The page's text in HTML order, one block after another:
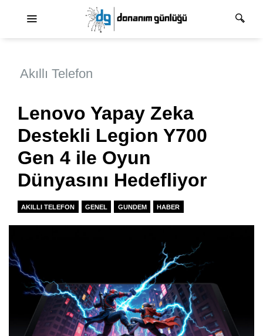
Akıllı Telefon
Lenovo Yapay Zeka
Destekli Legion Y700
Gen 4 ile Oyun
Dünyasını Hedefliyor
AKILLI TELEFON GENEL GUNDEM HABER